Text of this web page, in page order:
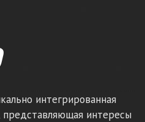
интегрированная
представляющая интересы